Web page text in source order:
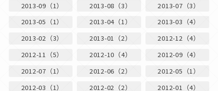
2013-09（1）
2013-08（3）
2013-07（3）
2013-05（1）
2013-04（1）
2013-03（4）
2013-02（3）
2013-01（2）
2012-12（4）
2012-11（5）
2012-10（4）
2012-09（4）
2012-07（1）
2012-06（2）
2012-05（1）
2012-03（1）
2012-02（2）
2012-01（4）